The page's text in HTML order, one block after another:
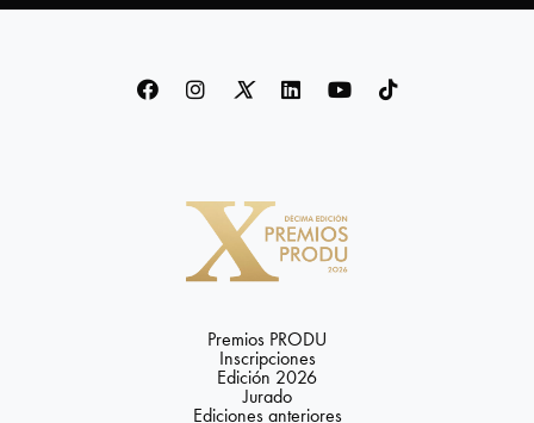
Premios PRODU
Inscripciones
Edición 2026
Jurado
Ediciones anteriores